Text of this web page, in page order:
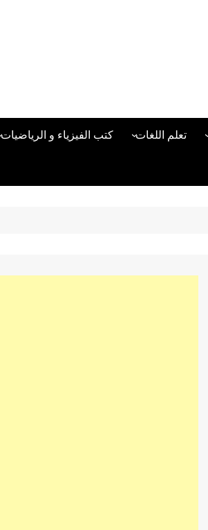
تعلم اللغات
تعلم اللغة التركية
كتب الفيزياء و الرياضيات
كتب لغات البرمجة